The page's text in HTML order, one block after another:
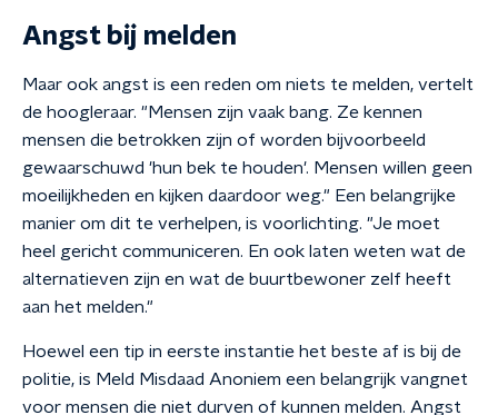
Angst bij melden
Maar ook angst is een reden om niets te melden, vertelt
de hoogleraar. "Mensen zijn vaak bang. Ze kennen
mensen die betrokken zijn of worden bijvoorbeeld
gewaarschuwd 'hun bek te houden'. Mensen willen geen
moeilijkheden en kijken daardoor weg." Een belangrijke
manier om dit te verhelpen, is voorlichting. "Je moet
heel gericht communiceren. En ook laten weten wat de
alternatieven zijn en wat de buurtbewoner zelf heeft
aan het melden."
Hoewel een tip in eerste instantie het beste af is bij de
politie, is Meld Misdaad Anoniem een belangrijk vangnet
voor mensen die niet durven of kunnen melden. Angst